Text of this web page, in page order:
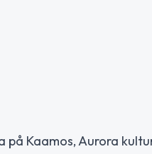
Kaamos, Aurora